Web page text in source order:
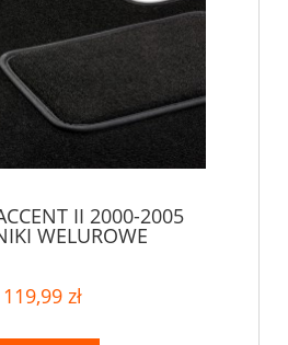
II 2000-2005
WELUROWE
119,99 zł